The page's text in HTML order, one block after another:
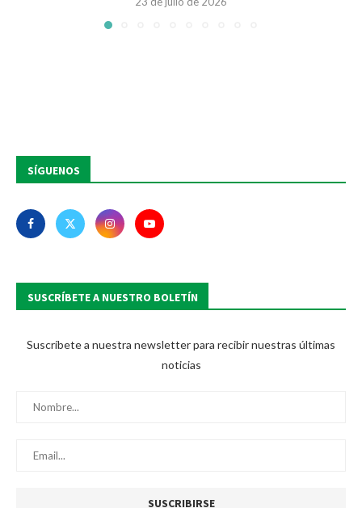
SÍGUENOS
SUSCRÍBETE A NUESTRO BOLETÍN
Suscríbete a nuestra newsletter para recibir nuestras últimas
noticias